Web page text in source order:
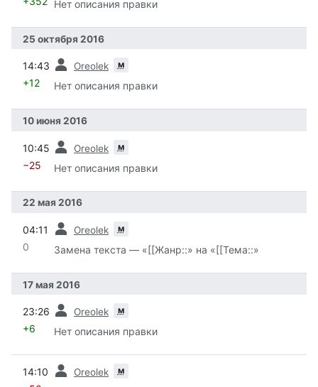
Нет описания правки
25 октября 2016
14:43 Oreolek м
+12 Нет описания правки
10 июня 2016
10:45 Oreolek м
−25 Нет описания правки
22 мая 2016
04:11 Oreolek м
0 Замена текста — «[[Жанр::» на «[[Тема::»
17 мая 2016
23:26 Oreolek м
+6 Нет описания правки
14:10 Oreolek м